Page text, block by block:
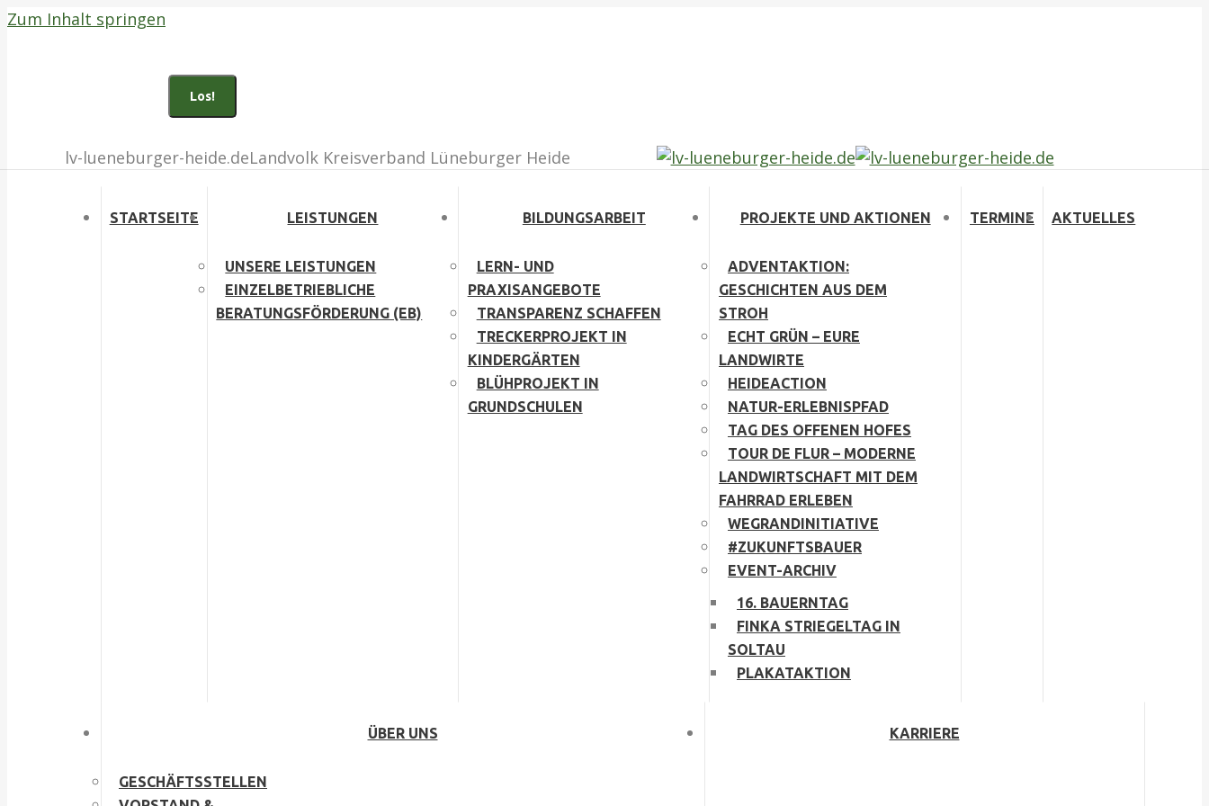
Zum Inhalt springen
lv-lueneburger-heide.deLandvolk Kreisverband Lüneburger Heide
STARTSEITE LEISTUNGEN
UNSERE LEISTUNGEN
EINZELBETRIEBLICHE
BERATUNGSFÖRDERUNG (EB)
BILDUNGSARBEIT
LERN- UND
PRAXISANGEBOTE
TRANSPARENZ SCHAFFEN
TRECKERPROJEKT IN
KINDERGÄRTEN
BLÜHPROJEKT IN
GRUNDSCHULEN
PROJEKTE UND AKTIONEN
ADVENTAKTION:
GESCHICHTEN AUS DEM
STROH
ECHT GRÜN – EURE
LANDWIRTE
HEIDEACTION
NATUR-ERLEBNISPFAD
TAG DES OFFENEN HOFES
TOUR DE FLUR – MODERNE
LANDWIRTSCHAFT MIT DEM
FAHRRAD ERLEBEN
WEGRANDINITIATIVE
#ZUKUNFTSBAUER
EVENT-ARCHIV
16. BAUERNTAG
FINKA STRIEGELTAG IN
SOLTAU
PLAKATAKTION
TERMINE AKTUELLES
ÜBER UNS
GESCHÄFTSSTELLEN
KARRIERE